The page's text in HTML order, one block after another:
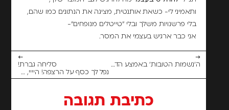
ותאמיני לי- כשאת אותנטית, מציגה את הנתונים כמו שהם,
בלי פרשנויות משלך ובלי "טייטלים מנופחים"-
אני כבר ארגיש בעצמי את המסר.
→
ה'נשמות הטובות' באמצע הדרך
←
סליחה גברת!
נפל לך כסף על הרצפה! היייי, הלו!
כתיבת תגובה